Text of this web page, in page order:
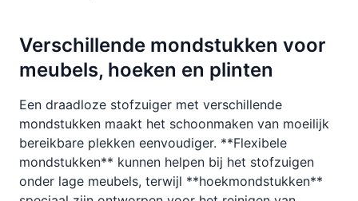
Verschillende mondstukken voor
meubels, hoeken en plinten
Een draadloze stofzuiger met verschillende
mondstukken maakt het schoonmaken van moeilijk
bereikbare plekken eenvoudiger. **Flexibele
mondstukken** kunnen helpen bij het stofzuigen
onder lage meubels, terwijl **hoekmondstukken**